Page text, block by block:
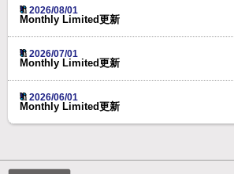
2026/08/01
Monthly Limited更新
2026/07/01
Monthly Limited更新
2026/06/01
Monthly Limited更新